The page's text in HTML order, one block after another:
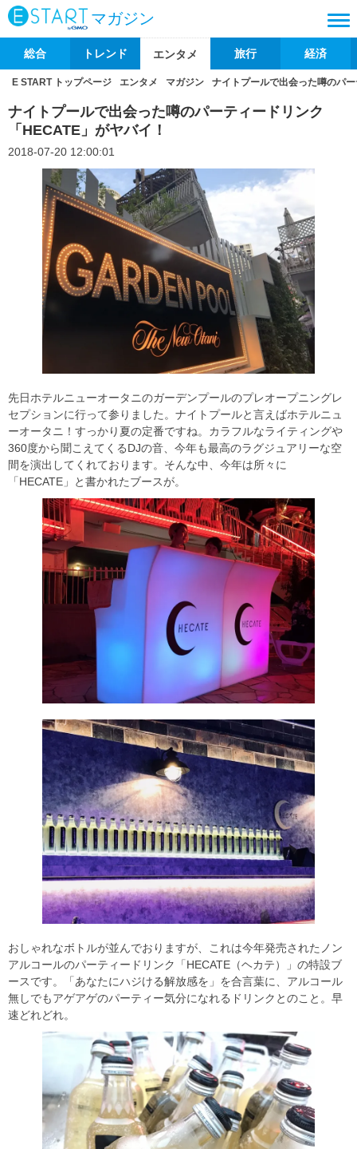
マガジン
総合 トレンド エンタメ 旅行 経済
E START トップページ エンタメ マガジン ナイトプールで出会った噂のパ
ナイトプールで出会った噂のパーティードリンク
「HECATE」がヤバイ！
2018-07-20 12:00:01
先日ホテルニューオータニのガーデンプールのプレオープニングレ
セプションに行って参りました。ナイトプールと言えばホテルニュ
ーオータニ！すっかり夏の定番ですね。カラフルなライティングや
360度から聞こえてくるDJの音、今年も最高のラグジュアリーな空
間を演出してくれております。そんな中、今年は所々に
「HECATE」と書かれたブースが。
おしゃれなボトルが並んでおりますが、これは今年発売されたノン
アルコールのパーティードリンク「HECATE（ヘカテ）」の特設ブ
ースです。「あなたにハジける解放感を」を合言葉に、アルコール
無しでもアゲアゲのパーティー気分になれるドリンクとのこと。早
速どれどれ。